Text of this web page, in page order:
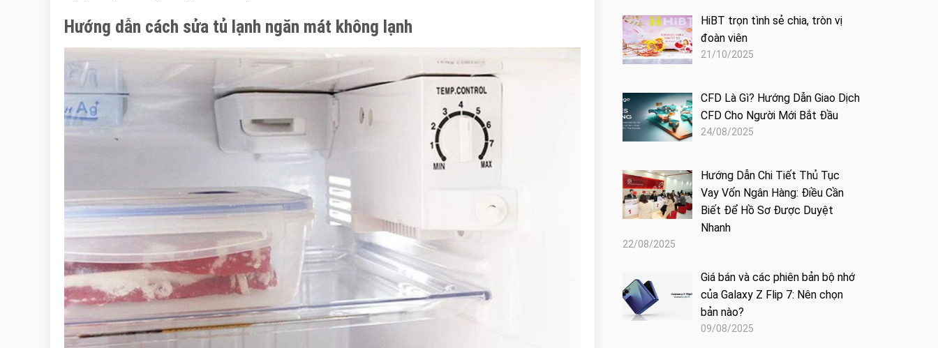
Hướng dẫn ​​cách sửa tủ lạnh ngăn mát không lạnh
HiBT trọn tình sẻ chia, tròn vị
đoàn viên
21/10/2025
CFD Là Gì? Hướng Dẫn Giao Dịch
CFD Cho Người Mới Bắt Đầu
24/08/2025
Hướng Dẫn Chi Tiết Thủ Tục
Vay Vốn Ngân Hàng: Điều Cần
Biết Để Hồ Sơ Được Duyệt
Nhanh
22/08/2025
Giá bán và các phiên bản bộ nhớ
của Galaxy Z Flip 7: Nên chọn
bản nào?
09/08/2025